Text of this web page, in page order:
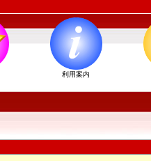
利用案内